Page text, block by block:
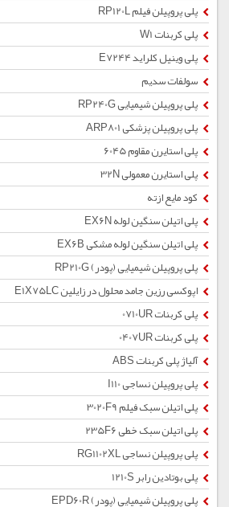
پلی پروپیلن فیلم RP120L
پلی کربنات W1
پلی وینیل کلراید E7244
سولفات سدیم
پلی پروپیلن شیمیایی RP240G
پلی پروپیلن پزشکی ARP801
پلی استایرن مقاوم 6045
پلی استایرن معمولی 32N
کود مایع ازته
پلی اتیلن سنگین لوله EX6N
پلی اتیلن سنگین لوله مشکی EX6B
پلی پروپیلن شیمیایی (پودر) RP210G
اپوکسی رزین جامد محلول در زایلین E1X75LC
پلی کربنات 0710UR
پلی کربنات 0407UR
آلیاژ پلی کربنات ABS
پلی پروپیلن نساجی I110
پلی اتیلن سبک فیلم 3020F9
پلی اتیلن سبک خطی 235F6
پلی پروپیلن نساجی RG1102XL
پلی بوتادین رابر 1210S
پلی پروپیلن شیمیایی (پودر) EPD60R